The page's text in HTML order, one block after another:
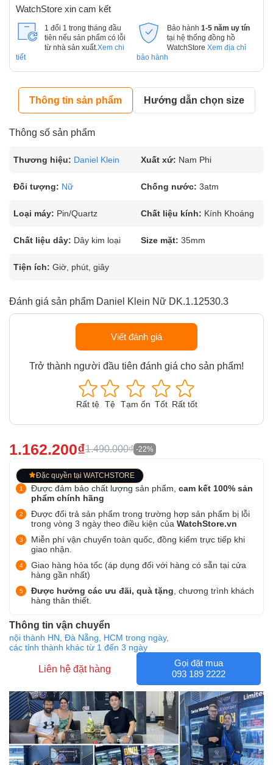
WatchStore xin cam kết
1 đổi 1 trong tháng đầu
tiên nếu sản phẩm có lỗi
từ nhà sản xuất. Xem chi
tiết
Bảo hành 1-5 năm uy tín
tại hệ thống đồng hồ
WatchStore Xem địa chỉ
bảo hành
Thông tin sản phẩm Hướng dẫn chọn size
Thông số sản phẩm
Thương hiệu: Daniel Klein Xuất xứ: Nam Phi
Đối tượng: Nữ Chống nước: 3atm
Loại máy: Pin/Quartz Chất liệu kính: Kính Khoáng
Chất liệu dây: Dây kim loại Size mặt: 35mm
Tiện ích: Giờ, phút, giây
Đánh giá sản phẩm Daniel Klein Nữ DK.1.12530.3
Viết đánh giá
Trở thành người đầu tiên đánh giá cho sản phẩm!
Rất tệ Tệ Tạm ổn Tốt Rất tốt
1.162.200₫1.490.000₫ -22%
Đặc quyền tại WATCHSTORE
Được đảm bảo chất lượng sản phẩm, cam kết 100% sản
phẩm chính hãng
Được đổi trả sản phẩm trong trường hợp sản phẩm bị lỗi
trong vòng 3 ngày theo điều kiện của WatchStore.vn
Miễn phí vận chuyển toàn quốc, đồng kiểm trực tiếp khi
giao nhận.
Giao hàng hỏa tốc (áp dụng đối với hàng có sẵn tại cửa
hàng gần nhất)
Được hưởng các ưu đãi, quà tặng , chương trình khách
hàng thân thiết.
Thông tin vận chuyển
nội thành HN, Đà Nẵng, HCM trong ngày,
các tỉnh thành khác từ 1 đến 3 ngày
Liên hệ đặt hàng
Gọi đặt mua
093 189 2222